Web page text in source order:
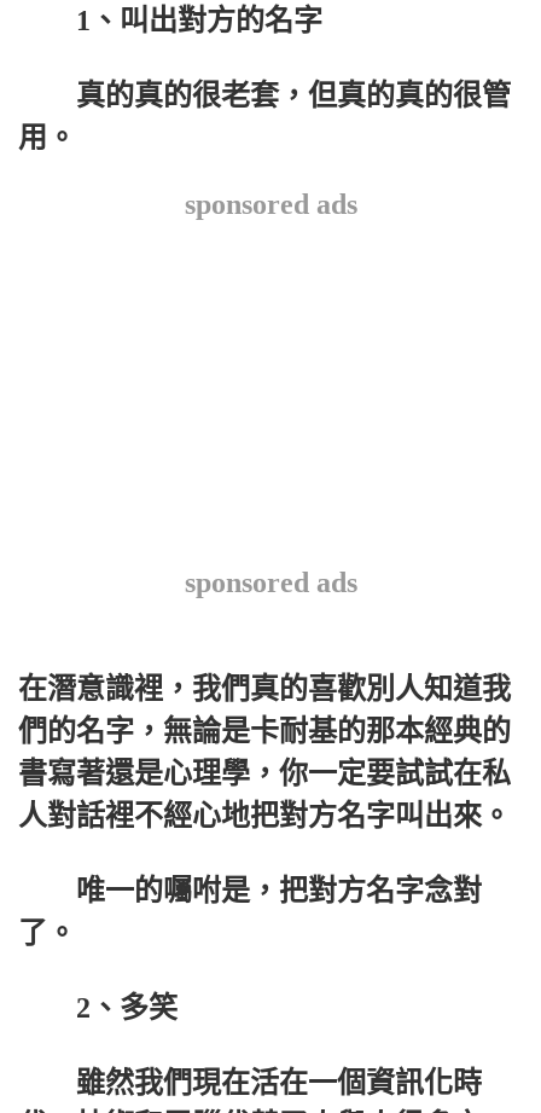
1、叫出對方的名字
真的真的很老套，但真的真的很管
用。
sponsored ads
sponsored ads
在潛意識裡，我們真的喜歡別人知道我
們的名字，無論是卡耐基的那本經典的
書寫著還是心理學，你一定要試試在私
人對話裡不經心地把對方名字叫出來。
唯一的囑咐是，把對方名字念對
了。
2、多笑
雖然我們現在活在一個資訊化時